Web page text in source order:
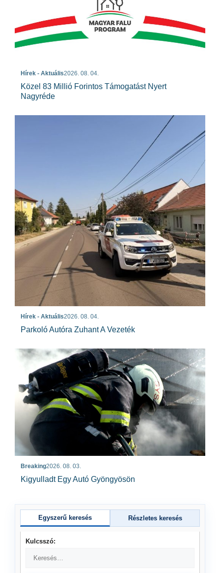
Hírek - Aktuális2026. 08. 04.
Közel 83 Millió Forintos Támogatást Nyert
Nagyréde
Hírek - Aktuális2026. 08. 04.
Parkoló Autóra Zuhant A Vezeték
Breaking2026. 08. 03.
Kigyulladt Egy Autó Gyöngyösön
Egyszerű keresés Részletes keresés
Kulcsszó: